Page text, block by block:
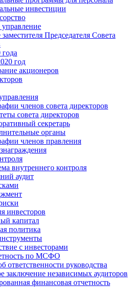
инвестиции
Председателя Совета
год
акционеров
членов совета директоров
совета директоров
секретарь
органы
членов правления
внутреннего контроля
аудит
инвесторов
капитал
политика
с инвеcторами
по МСФО
ответственности руководства
заключение независимых аудиторов
финансовая отчетность